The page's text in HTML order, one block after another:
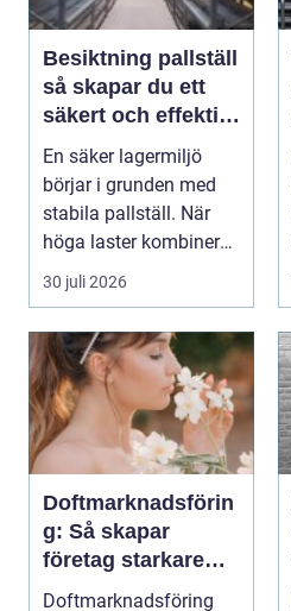
Besiktning pallställ
så skapar du ett
säkert och effektivt
lager
En säker lagermiljö
börjar i grunden med
stabila pallställ. När
höga laster kombineras
med trucktraf...
30 juli 2026
Doftmarknadsförin
g: Så skapar
företag starkare
kundupplevelser
Doftmarknadsföring